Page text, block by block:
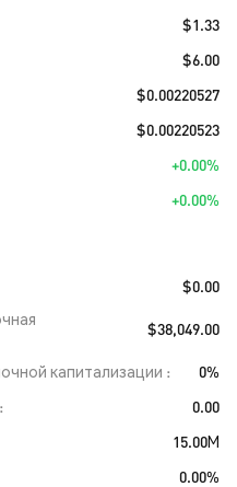
$1.33
$6.00
$0.00220527
$0.00220523
+0.00%
+0.00%
$0.00
$38,049.00
капитализации
0%
0.00
15.00M
0.00%